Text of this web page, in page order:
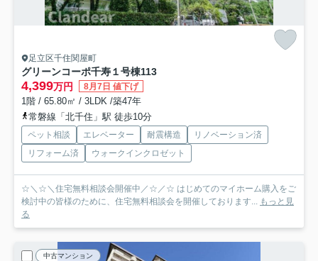
足立区千住関屋町
グリーンコーポ千寿１号棟113
4,399万円 8月7日 値下げ
1階 / 65.80㎡ / 3LDK /築47年
常磐線「北千住」駅 徒歩10分
ペット相談 エレベーター 耐震構造
リノベーション済
リフォーム済
ウォークインクロゼット
☆＼☆＼住宅無料相談会開催中／☆／☆ はじめてのマイホーム購入をご
検討中の皆様のために、住宅無料相談会を開催しております... もっと見
る
中古マンション